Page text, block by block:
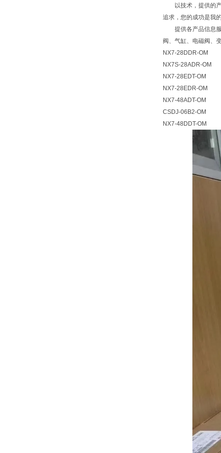
以技术，提供的产
追求，您的成功是我
提供各产品信息服
阀、气缸、电磁阀、
NX7-28DDR-OM
NX7S-28ADR-OM
NX7-28EDT-OM
NX7-28EDR-OM
NX7-48ADT-OM
CSDJ-06B2-OM
NX7-48DDT-OM